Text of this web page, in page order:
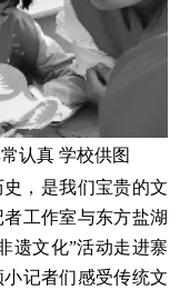
认真 学校供图
，是我们宝贵的文
工作室与东方盐湖
遗文化”活动走进寨
记者们感受传统文